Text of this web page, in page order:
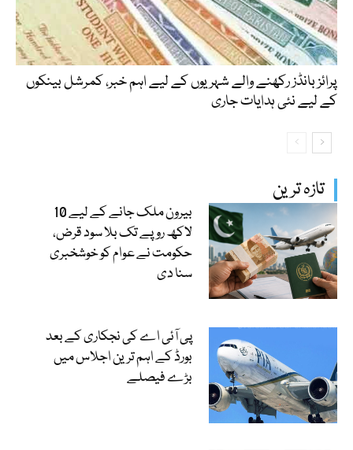
تازہ ترین
بیرون ملک جانے کے لیے 10
لاکھ روپے تک بلا سود قرض،
حکومت نے عوام کو خوشخبری
سنا دی
پی آئی اے کی نجکاری کے بعد
بورڈ کے اہم ترین اجلاس میں
بڑے فیصلے
پرائز بانڈز رکھنے والے شہریوں کے لیے اہم خبر، کمرشل بینکوں
کے لیے نئی ہدایات جاری